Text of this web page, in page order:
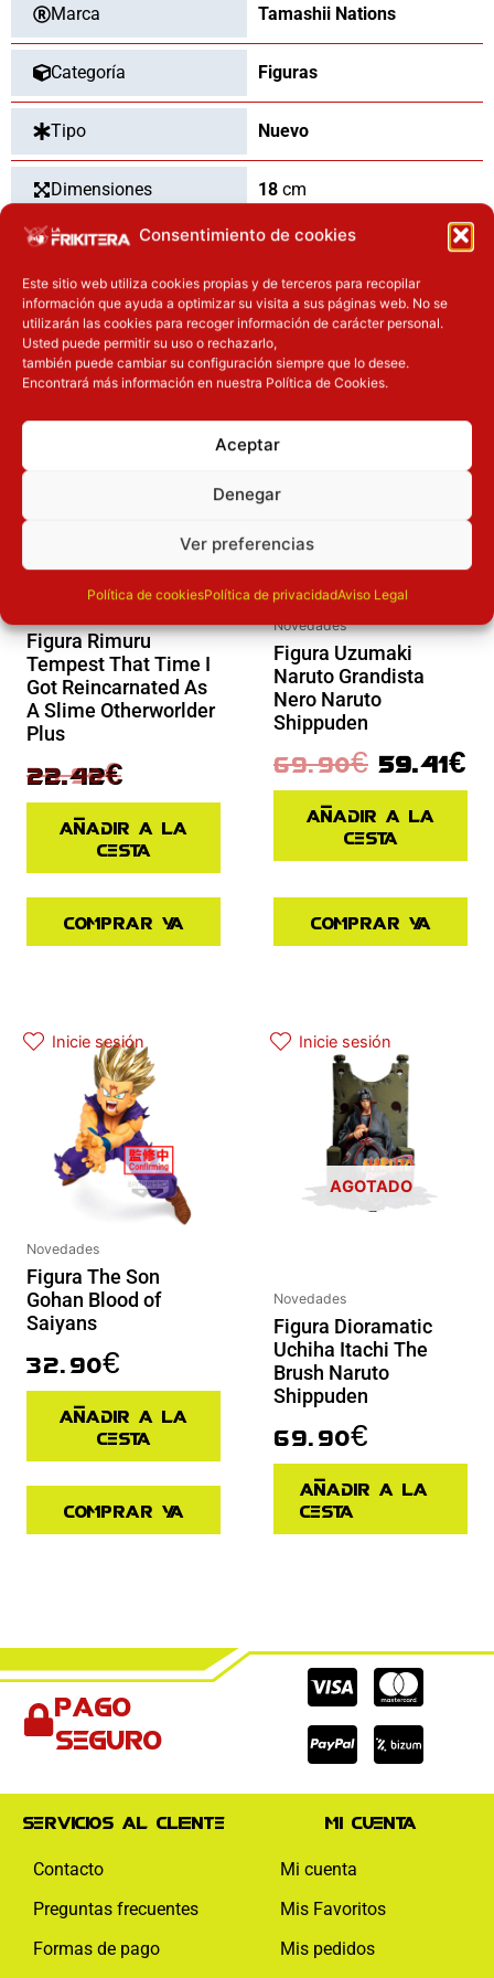
Consentimiento de cookies
Este sitio web utiliza cookies propias y de terceros para recopilar
información que ayuda a optimizar su visita a sus páginas web. No se
utilizarán las cookies para recoger información de carácter personal.
Usted puede permitir su uso o rechazarlo,
también puede cambiar su configuración siempre que lo desee.
Encontrará más información en nuestra Política de Cookies.
Aceptar
Denegar
Ver preferencias
Política de cookiesPolítica de privacidadAviso Legal
Marca Tamashii Nations
Categoría Figuras
Tipo Nuevo
Dimensiones 18 cm
OTROS PRODUCTOS QUE TE
PUEDEN INTERESAR
Figura Rimuru
Tempest That Time I
Got Reincarnated As
A Slime Otherworlder
Plus
29.90€
El precio original era: 29.90€.
22.42€
El precio actual es: 22.42€.
Añadir a la
cesta
Comprar ya
Novedades
Figura Uzumaki
Naruto Grandista
Nero Naruto
Shippuden
69.90€
El precio original era: 69.90€.
59.41€
Añadir a la
cesta
Comprar ya
Inicie sesión
Novedades
Figura The Son
Gohan Blood of
Saiyans
32.90€
Añadir a la
cesta
Comprar ya
Inicie sesión
AGOTADO
Novedades
Figura Dioramatic
Uchiha Itachi The
Brush Naruto
Shippuden
69.90€
Añadir a la
cesta
Pago
seguro
Cc-
visa
Cc-
Cc-
paypal
Servicios al cliente
Contacto
Preguntas frecuentes
Formas de pago
Mi cuenta
Mi cuenta
Mis Favoritos
Mis pedidos